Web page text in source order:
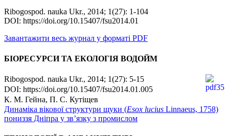
Ribogospod. nauka Ukr., 2014; 1(27): 1-104
DOI: https://doi.org/10.15407/fsu2014.01
Завантажити весь журнал у форматі PDF
БІОРЕСУРСИ ТА ЕКОЛОГІЯ ВОДОЙМ
Ribogospod. nauka Ukr., 2014; 1(27): 5-15
DOI: https://doi.org/10.15407/fsu2014.01.005
К. М. Гейна, П. С. Кутіщев
Динаміка вікової структури щуки (Esox lucius Linnaeus, 1758)
пониззя Дніпра у зв’язку з промислом